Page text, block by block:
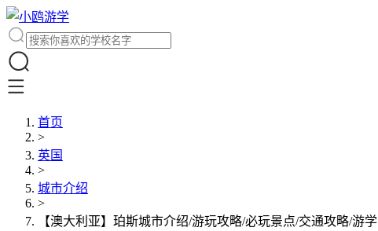
首页
>
英国
>
城市介绍
>
【澳大利亚】珀斯城市介绍/游玩攻略/必玩景点/交通攻略/游学